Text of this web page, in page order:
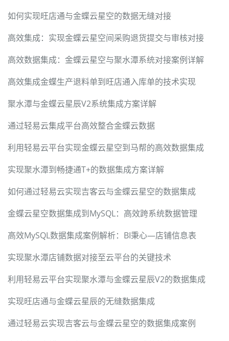
如何实现旺店通与金蝶云星空的数据无缝对接
高效集成：实现金蝶云星空间采购退货提交与审核对接
高效数据集成：金蝶云星空与聚水潭系统对接案例详解
高效集成金蝶生产退料单到旺店通入库单的技术实现
聚水潭与金蝶云星辰V2系统集成方案详解
通过轻易云集成平台高效整合金蝶云数据
利用轻易云平台实现金蝶云星空到马帮的高效数据集成
实现聚水潭到畅捷通T+的数据集成方案详解
如何通过轻易云实现吉客云与金蝶云星空的数据集成
金蝶云星空数据集成到MySQL：高效跨系统数据管理
高效MySQL数据集成案例解析：BI秉心—店铺信息表
实现聚水潭店铺数据对接至云平台的关键技术
利用轻易云平台实现聚水潭与金蝶云星辰V2的数据集成
实现旺店通与金蝶云星辰的无缝数据集成
通过轻易云实现吉客云与金蝶云星空的数据集成案例